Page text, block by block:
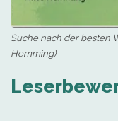
Suche nach der besten
Hemming)